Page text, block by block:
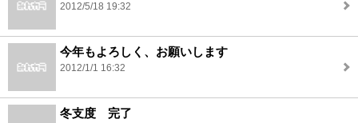
2012/5/18 19:32
今年もよろしく、お願いします
2012/1/1 16:32
冬支度 完了